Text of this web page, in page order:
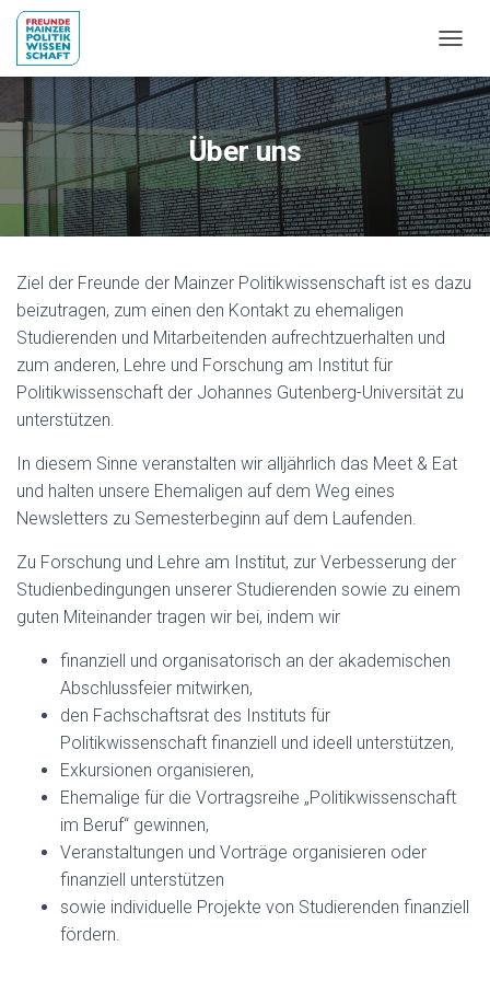
Über uns
Ziel der Freunde der Mainzer Politikwissenschaft ist es dazu
beizutragen, zum einen den Kontakt zu ehemaligen
Studierenden und Mitarbeitenden aufrechtzuerhalten und
zum anderen, Lehre und Forschung am Institut für
Politikwissenschaft der Johannes Gutenberg-Universität zu
unterstützen.
In diesem Sinne veranstalten wir alljährlich das Meet & Eat
und halten unsere Ehemaligen auf dem Weg eines
Newsletters zu Semesterbeginn auf dem Laufenden.
Zu Forschung und Lehre am Institut, zur Verbesserung der
Studienbedingungen unserer Studierenden sowie zu einem
guten Miteinander tragen wir bei, indem wir
finanziell und organisatorisch an der akademischen
Abschlussfeier mitwirken,
den Fachschaftsrat des Instituts für
Politikwissenschaft finanziell und ideell unterstützen,
Exkursionen organisieren,
Ehemalige für die Vortragsreihe „Politikwissenschaft
im Beruf“ gewinnen,
Veranstaltungen und Vorträge organisieren oder
finanziell unterstützen
sowie individuelle Projekte von Studierenden finanziell
fördern.